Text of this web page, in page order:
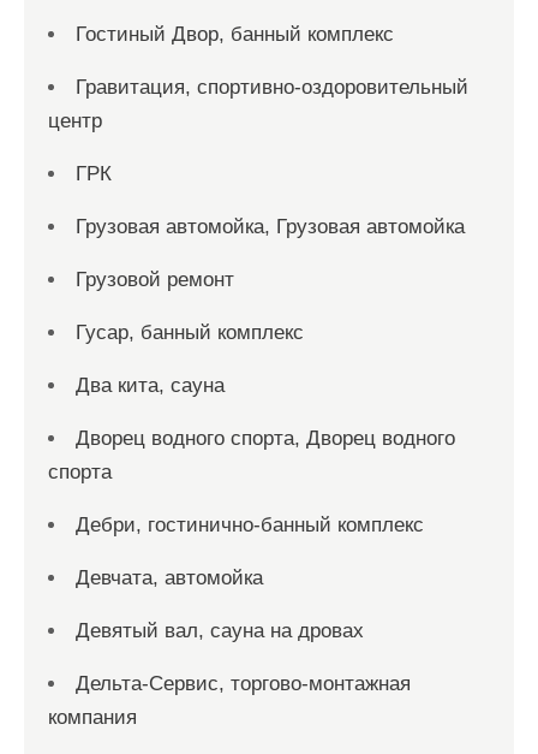
Гостиный Двор, банный комплекс
Гравитация, спортивно-оздоровительный
центр
ГРК
Грузовая автомойка, Грузовая автомойка
Грузовой ремонт
Гусар, банный комплекс
Два кита, сауна
Дворец водного спорта, Дворец водного
спорта
Дебри, гостинично-банный комплекс
Девчата, автомойка
Девятый вал, сауна на дровах
Дельта-Сервис, торгово-монтажная
компания